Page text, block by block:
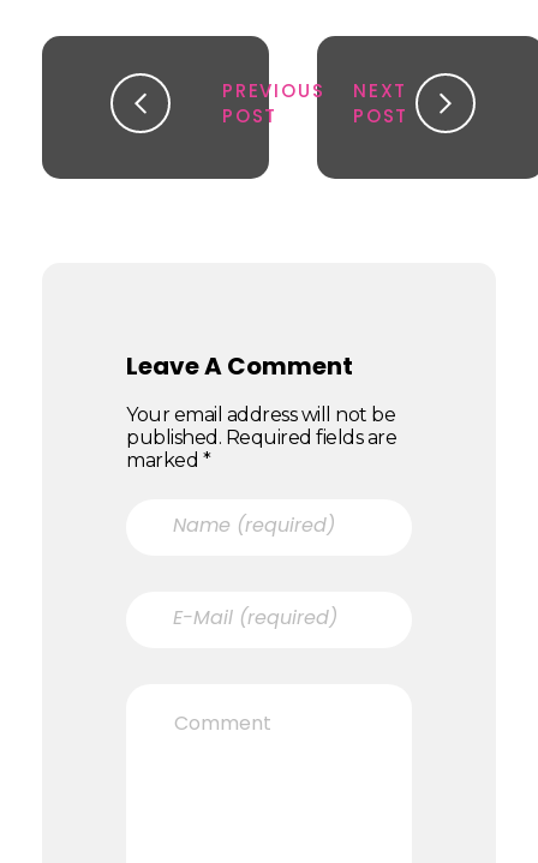
PREVIOUS
POST
NEXT
POST
Leave A Comment
Your email address will not be
published. Required fields are
marked *